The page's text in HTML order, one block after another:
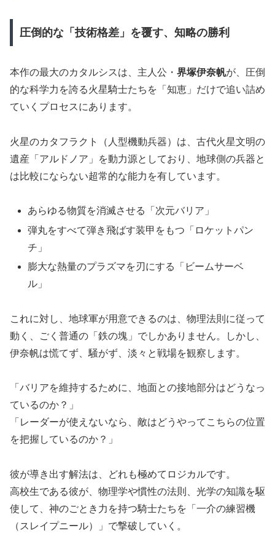
圧倒的な「技術格差」を覆す、知略の勝利
本作の最大のカタルシスは、主人公・ 界塚伊奈帆が、圧倒
的な科学力を誇る火星騎士たちを「知恵」だけで追い詰め
ていくプロセスにあります。
火星のカタフラクト（人型機動兵器）は、古代火星文明の
遺産「アルドノア」を動力源としており、地球側の兵器と
は比較にならない超常的な能力を有しています。
あらゆる物質を消滅させる「次元バリア」
弾丸をすべて弾き飛ばす装甲をもつ「ロケットパン
チ」
膨大な熱量のプラズマを刃にする「ビームサーベ
ル」
これに対し、地球軍が用意できるのは、物理法則に従って
動く、ごく普通の「鉄の塊」でしかありません。しかし、
伊奈帆は慌てず、騒がず、淡々と戦場を観察します。
「バリアを維持するために、地面との接地部分はどうなっ
ているのか？」
「レーダーが使えないなら、敵はどうやってこちらの位置
を把握しているのか？」
彼が導き出す解法は、どれも極めてロジカルです。
高校生である彼が、物理学や慣性の法則、光学の知識を駆
使して、神のごとき力を持つ騎士たちを「一介の練習機
（スレイプニール）」で撃破していく。